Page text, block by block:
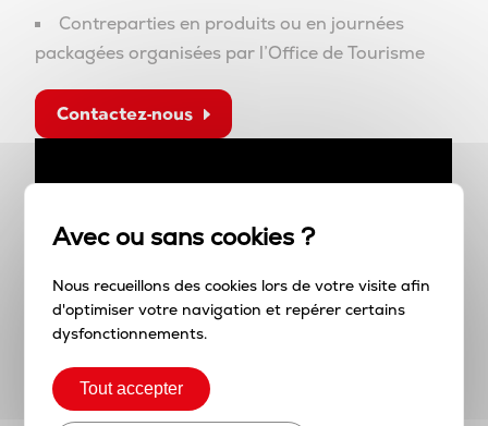
Contreparties en produits ou en journées
packagées organisées par l’Office de Tourisme
Contactez-nous
Nous recueillons des cookies lors de votre visite afin
d'optimiser votre navigation et repérer certains
dysfonctionnements.
Tout accepter